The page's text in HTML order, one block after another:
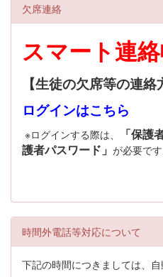
欠席連絡
スマート連
【生徒の欠席等の連絡
ログインはこちら
※ログインする際は、 「保護
護者パスワード」 が必要です
時間外電話等対応について
下記の時間につきましては、自